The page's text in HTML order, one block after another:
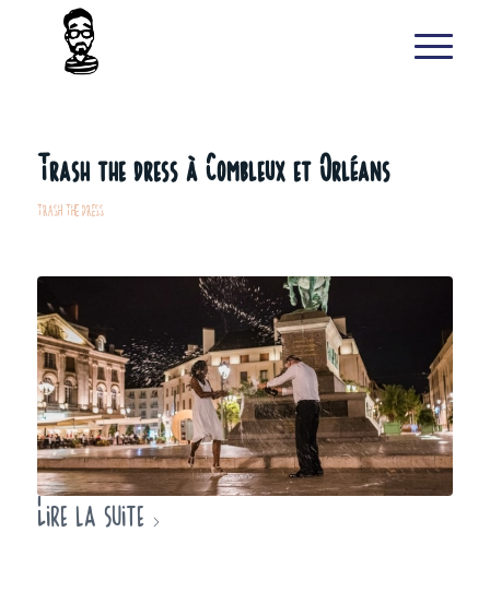
Trash the dress à Combleux et Orléans
TRASH THE DRESS
Lire la suite